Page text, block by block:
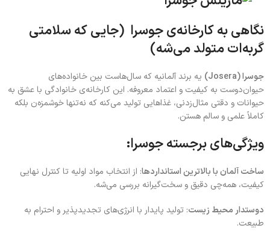
نگاهی به کارخانه‌ی جوسرا (جایی که سلامتی
گربه‌ات متولد می‌شه)
جوسرا (Josera)
یه برند آلمانیه که سال‌هاست بین خانواده‌های
حیوان‌دوست به کیفیت و اعتماد معروفه. این کارخانه‌ی خانوادگی با عشق به
حیوانات و دقتی مثال‌زدنی، غذاهایی تولید می‌کنه که نه‌تنها خوشمزه‌ن بلکه
کاملاً علمی و سالم هستن.
ویژگی‌های برجسته جوسرا:
ساخت آلمان با بالاترین استانداردها: از انتخاب مواد اولیه تا کنترل نهایی
کیفیت، همه‌چی دقیق و سخت‌گیرانه بررسی می‌شه.
دوستدار محیط زیست: تولید پایدار با انرژی‌های تجدیدپذیر و احترام به
طبیعت.